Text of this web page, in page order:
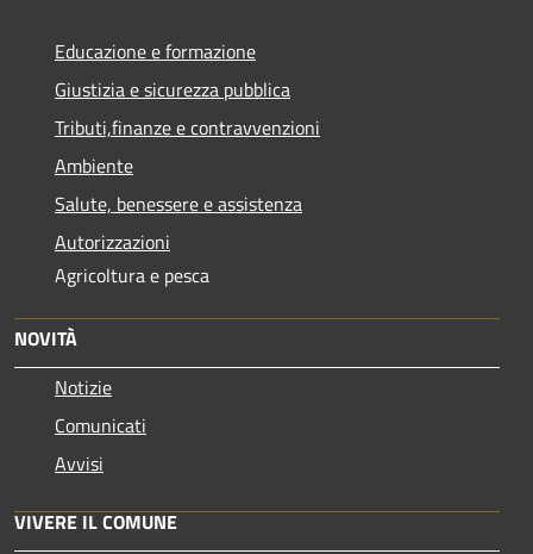
Educazione e formazione
Giustizia e sicurezza pubblica
Tributi,finanze e contravvenzioni
Ambiente
Salute, benessere e assistenza
Autorizzazioni
Agricoltura e pesca
NOVITÀ
Notizie
Comunicati
Avvisi
VIVERE IL COMUNE